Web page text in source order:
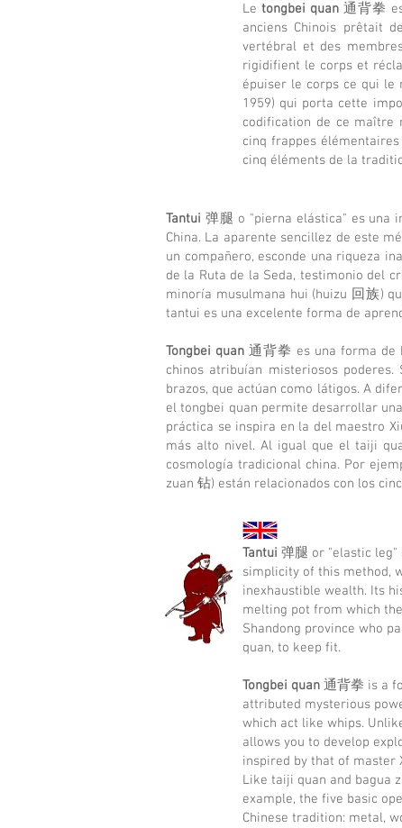
Le tongbei quan通背拳
anciens Chinois prêtait
vertébral et des
rigidifient le corps et
épuiser le corps ce qui le
1959) qui porta cette
codification de ce maître
cinq frappes
cinq éléments de la
Tantui 弹腿 o "pierna elástica" es una
China. La aparente sencillez de este
un compañero, esconde una riqueza
de la Ruta de la Seda, testimonio del
minoría musulmana hui (huizu 回族)
tantui es una excelente forma de
Tongbei quan 通背拳 es una forma de
chinos atribuían misteriosos
brazos, que actúan como látigos. A
el tongbei quan permite desarrollar
práctica se inspira en la del maestro
más alto nivel. Al igual que el taiji
cosmología tradicional china. Por
zuan 钻) están relacionados con los
Tantui 弹腿 or "elastic
simplicity of this method,
inexhaustible wealth. Its
melting pot from which
Shandong province who
quan, to keep fit.
Tongbei quan 通背拳 is a
attributed mysterious
which act like whips.
allows you to develop
inspired by that of master
Like taiji quan and bagua
example, the five basic
Chinese tradition: metal,